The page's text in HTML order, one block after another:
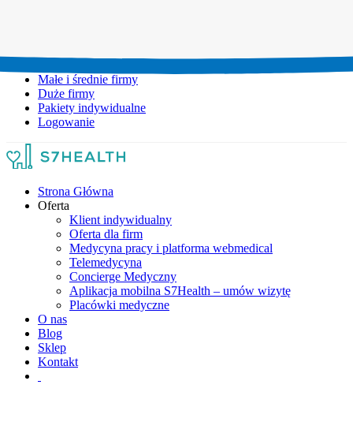
Małe i średnie firmy
Duże firmy
Pakiety indywidualne
Logowanie
Strona Główna
Oferta
Klient indywidualny
Oferta dla firm
Medycyna pracy i platforma webmedical
Telemedycyna
Concierge Medyczny
Aplikacja mobilna S7Health – umów wizytę
Placówki medyczne
O nas
Blog
Sklep
Kontakt